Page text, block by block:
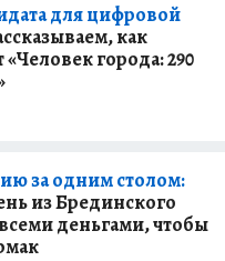
для цифровой
как
города: 290
за одним столом:
из Брединского
деньгами, чтобы